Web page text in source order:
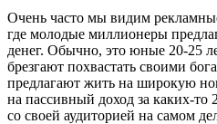
Очень часто мы видим
где молодые миллионеры
денег. Обычно, это юные 20-25
брезгают похвастать своими
предлагают жить на широкую
на пассивный доход за каких-
со своей аудиторией на самом